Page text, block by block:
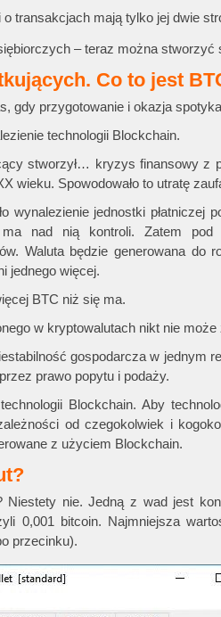
transakcjach mają tylko jej dwie
– teraz można
Co to jest
gdy przygotowanie i okazja
technologii Blockchain.
stworzył… kryzys finansowy z
wieku. Spowodowało to utratę
wynalezienie jednostki płatniczej
nad nią kontroli. Zatem pod
Waluta będzie generowana do
jednego więcej.
BTC niż się ma.
w kryptowalutach nikt nie
gospodarcza w jednym
prawo popytu i podaży.
Blockchain. Aby
od czegokolwiek i
z użyciem Blockchain.
nie. Jedną z wad jest
0,001 bitcoin. Najmniejsza
przecinku).